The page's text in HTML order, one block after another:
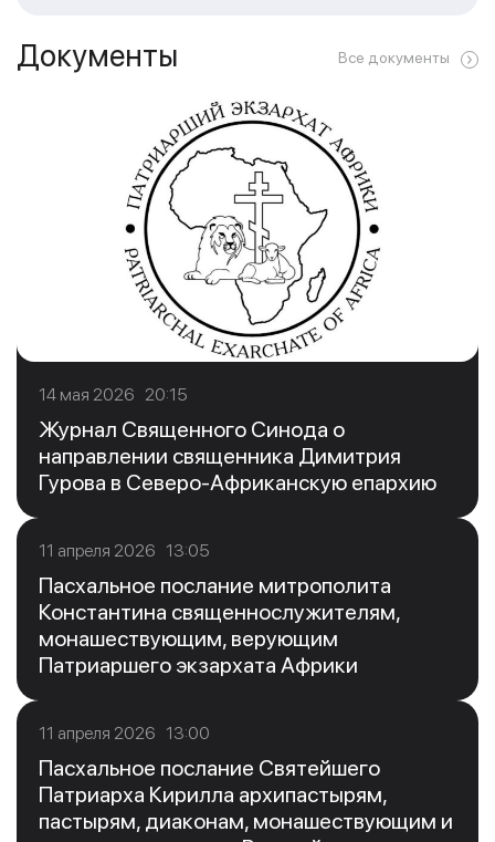
Документы Все документы
14 мая 2026 20:15
Журнал Священного Синода о
направлении священника Димитрия
Гурова в Северо-Африканскую епархию
11 апреля 2026 13:05
Пасхальное послание митрополита
Константина священнослужителям,
монашествующим, верующим
Патриаршего экзархата Африки
11 апреля 2026 13:00
Пасхальное послание Святейшего
Патриарха Кирилла архипастырям,
пастырям, диаконам, монашествующим и